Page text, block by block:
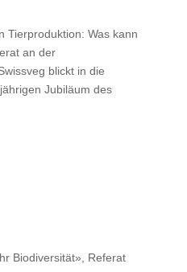
Tierproduktion: Was kann
an der
blickt in die
Jubiläum des
Biodiversität», Referat